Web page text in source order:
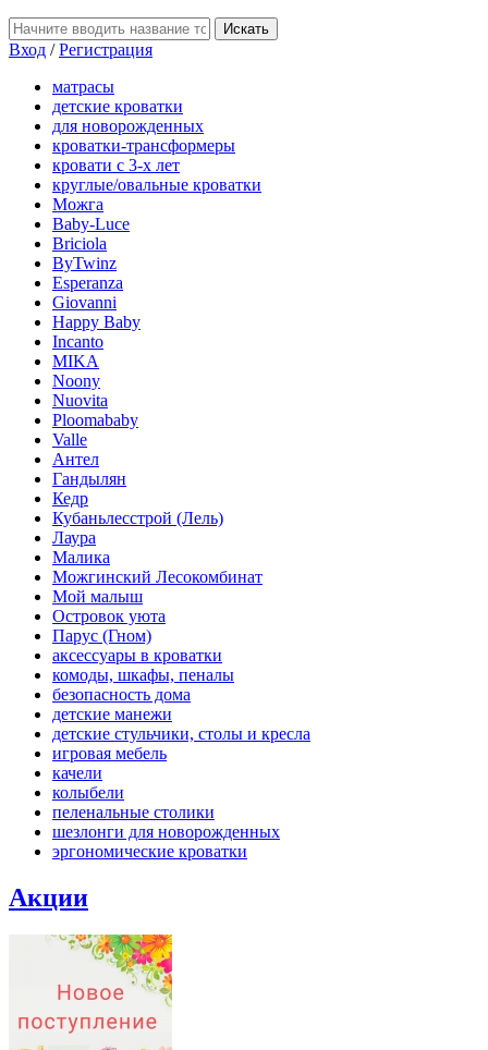
Вход /Регистрация
матрасы
детские кроватки
для новорожденных
кроватки-трансформеры
кровати с 3-х лет
круглые/овальные кроватки
Можга
Baby-Luce
Briciola
ByTwinz
Esperanza
Giovanni
Happy Baby
Incanto
MIKA
Noony
Nuovita
Ploomababy
Valle
Антел
Гандылян
Кедр
Кубаньлесстрой (Лель)
Лаура
Малика
Можгинский Лесокомбинат
Мой малыш
Островок уюта
Парус (Гном)
аксессуары в кроватки
комоды, шкафы, пеналы
безопасность дома
детские манежи
детские стульчики, столы и кресла
игровая мебель
качели
колыбели
пеленальные столики
шезлонги для новорожденных
эргономические кроватки
Акции